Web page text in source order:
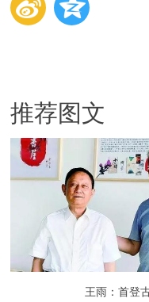
推荐图文
王雨：首登